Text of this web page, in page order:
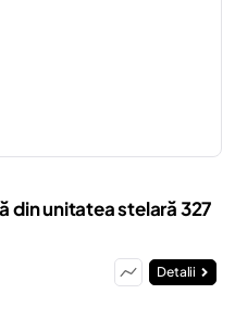
din unitatea stelară 327
Detalii